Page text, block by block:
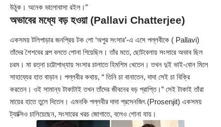
উঠুক। অনেক ভালোবাসা রইল।”
অভাবের মধ্যে বড় হওয়া (Pallavi Chatterjee)
একসময় টলিপাড়ার জনপ্রিয় টক শো ‘অপুর সংসার’-এ এসে পল্লবীকে ( Pallavi)
তাঁদের শৈশবের গল্প বলতে শোনা গিয়েছিল। তাঁর মতে, ছোটবেলায় সংসারে অভাব ছিল
চরম। মা রত্না চট্টোপাধ্যায় সংসার চালাতে হিমশিম খেতেন। তখন দুই ভাই-বোন মিলে
সাহায্যের হাত বাড়ান। পল্লবীর কথায়, “ তিনি চা বানাতেন, দাদা সেই চা বিক্রি
করতেন। ওই সামান্য টাকাটাই তখন তাঁদের জীবনের বড় প্রাপ্তি।” সেই টাকাই তাঁরা
মায়ের হাতে তুলে দিতেন। এমনকি পল্লবীর দাদা প্রসেনজিৎ (Prosenjit) একসময়
ট্যাক্সিও চালিয়েছেন, সংসারের খরচ জোগাতে, বলেও শোনা যায়।